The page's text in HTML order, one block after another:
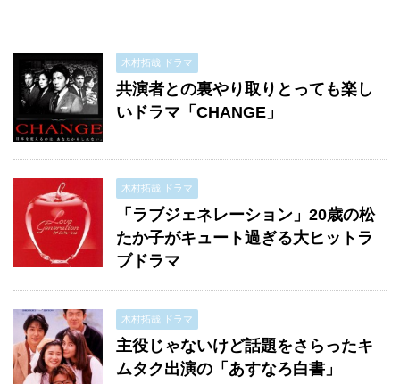
木村拓哉 ドラマ
共演者との裏やり取りとっても楽し
いドラマ「CHANGE」
木村拓哉 ドラマ
「ラブジェネレーション」20歳の松
たか子がキュート過ぎる大ヒットラ
ブドラマ
木村拓哉 ドラマ
主役じゃないけど話題をさらったキ
ムタク出演の「あすなろ白書」